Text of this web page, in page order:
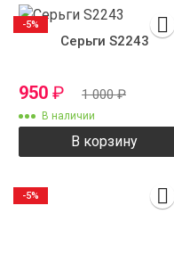
Серьги S2243
950 ₽ 1 000₽
В наличии
В корзину
-5%
-5%